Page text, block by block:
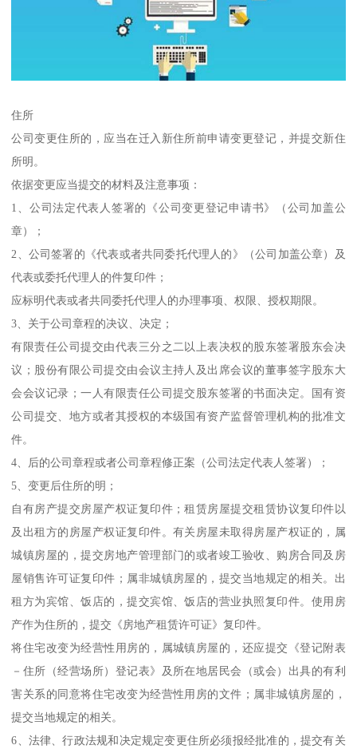
住所
公司变更住所的，应当在迁入新住所前申请变更登记，并提交新住
所明。
依据变更应当提交的材料及注意事项：
1、公司法定代表人签署的《公司变更登记申请书》（公司加盖公
章）；
2、公司签署的《代表或者共同委托代理人的》（公司加盖公章）及
代表或委托代理人的件复印件；
应标明代表或者共同委托代理人的办理事项、权限、授权期限。
3、关于公司章程的决议、决定；
有限责任公司提交由代表三分之二以上表决权的股东签署股东会决
议；股份有限公司提交由会议主持人及出席会议的董事签字股东大
会会议记录；一人有限责任公司提交股东签署的书面决定。国有资
公司提交、地方或者其授权的本级国有资产监督管理机构的批准文
件。
4、后的公司章程或者公司章程修正案（公司法定代表人签署）；
5、变更后住所的明；
自有房产提交房屋产权证复印件；租赁房屋提交租赁协议复印件以
及出租方的房屋产权证复印件。有关房屋未取得房屋产权证的，属
城镇房屋的，提交房地产管理部门的或者竣工验收、购房合同及房
屋销售许可证复印件；属非城镇房屋的，提交当地规定的相关。出
租方为宾馆、饭店的，提交宾馆、饭店的营业执照复印件。使用房
产作为住所的，提交《房地产租赁许可证》复印件。
将住宅改变为经营性用房的，属城镇房屋的，还应提交《登记附表
－住所（经营场所）登记表》及所在地居民会（或会）出具的有利
害关系的同意将住宅改变为经营性用房的文件；属非城镇房屋的，
提交当地规定的相关。
6、法律、行政法规和决定规定变更住所必须报经批准的，提交有关